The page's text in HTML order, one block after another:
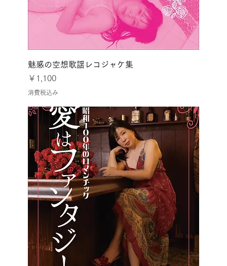
魅惑の空想歌謡レコジャケ集
価格
￥1,100
消費税込み